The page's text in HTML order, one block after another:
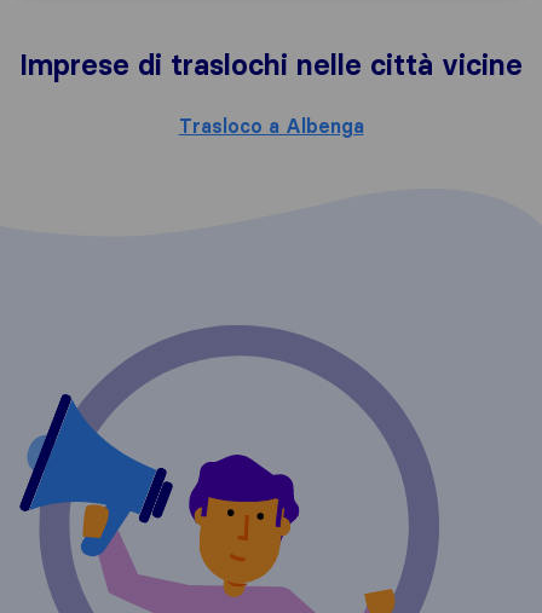
Imprese di traslochi nelle città vicine
Trasloco a Albenga